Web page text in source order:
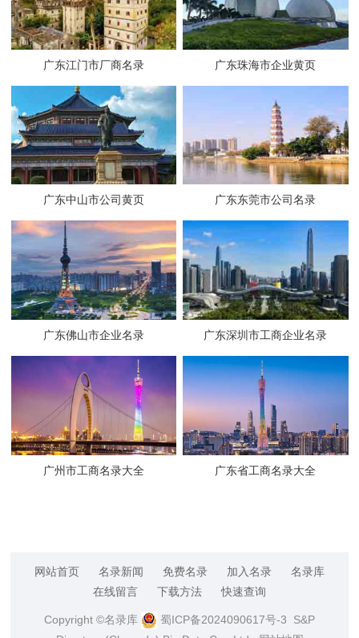
广东江门市厂商名录 广东珠海市企业黄页
广东中山市公司黄页 广东东莞市公司名录
广东佛山市企业名录 广东深圳市工商企业名录
广州市工商名录大全 广东省工商名录大全
网站首页 名录新闻 免费名录 加入名录
名录库
在线留言
下载方法 快速查询
Copyright ©名录库 蜀ICP备2024090617号-3 S&P